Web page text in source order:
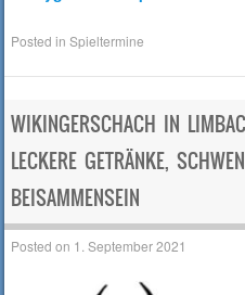
Posted inSpieltermine
WIKINGERSCHACH IN
ECKERE GETRÄNKE,
EISAMMENSEIN
Posted on 1. September 2021